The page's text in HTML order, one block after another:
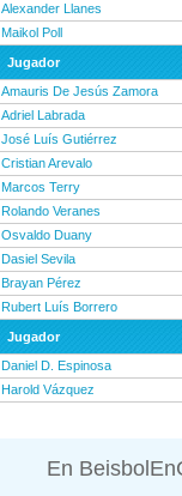
Alexander Llanes
Maikol Poll
Jugador
Amauris De Jesús Zamora
Adriel Labrada
José Luís Gutiérrez
Cristian Arevalo
Marcos Terry
Rolando Veranes
Osvaldo Duany
Dasiel Sevila
Brayan Pérez
Rubert Luís Borrero
Jugador
Daniel D. Espinosa
Harold Vázquez
En